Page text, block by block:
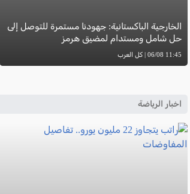
الخارجية الباكستانية: جهودنا مستمرة للتوصل إلى
حل شامل ومستدام لمضيق هرمز
11:45 06/08 | كل العرب
اخبار الرياضة